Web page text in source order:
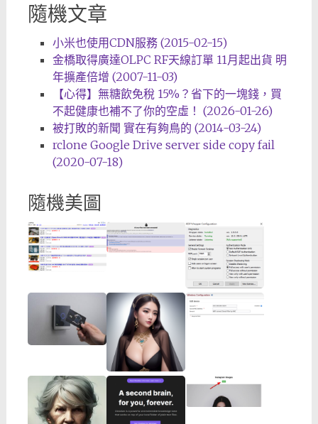
隨機文章
小米也使用CDN服務 (2015-02-15)
金橋取得廣達OLPC RF天線訂單 11月起出貨 明
年擴產倍增 (2007-11-03)
【心得】無糖飲免稅 15%？省下的一塊錢，買
不起健康也補不了你的空虛！ (2026-01-26)
被打敗的新聞 實在有夠鳥的 (2014-03-24)
rclone Google Drive server side copy fail
(2020-07-18)
隨機美圖